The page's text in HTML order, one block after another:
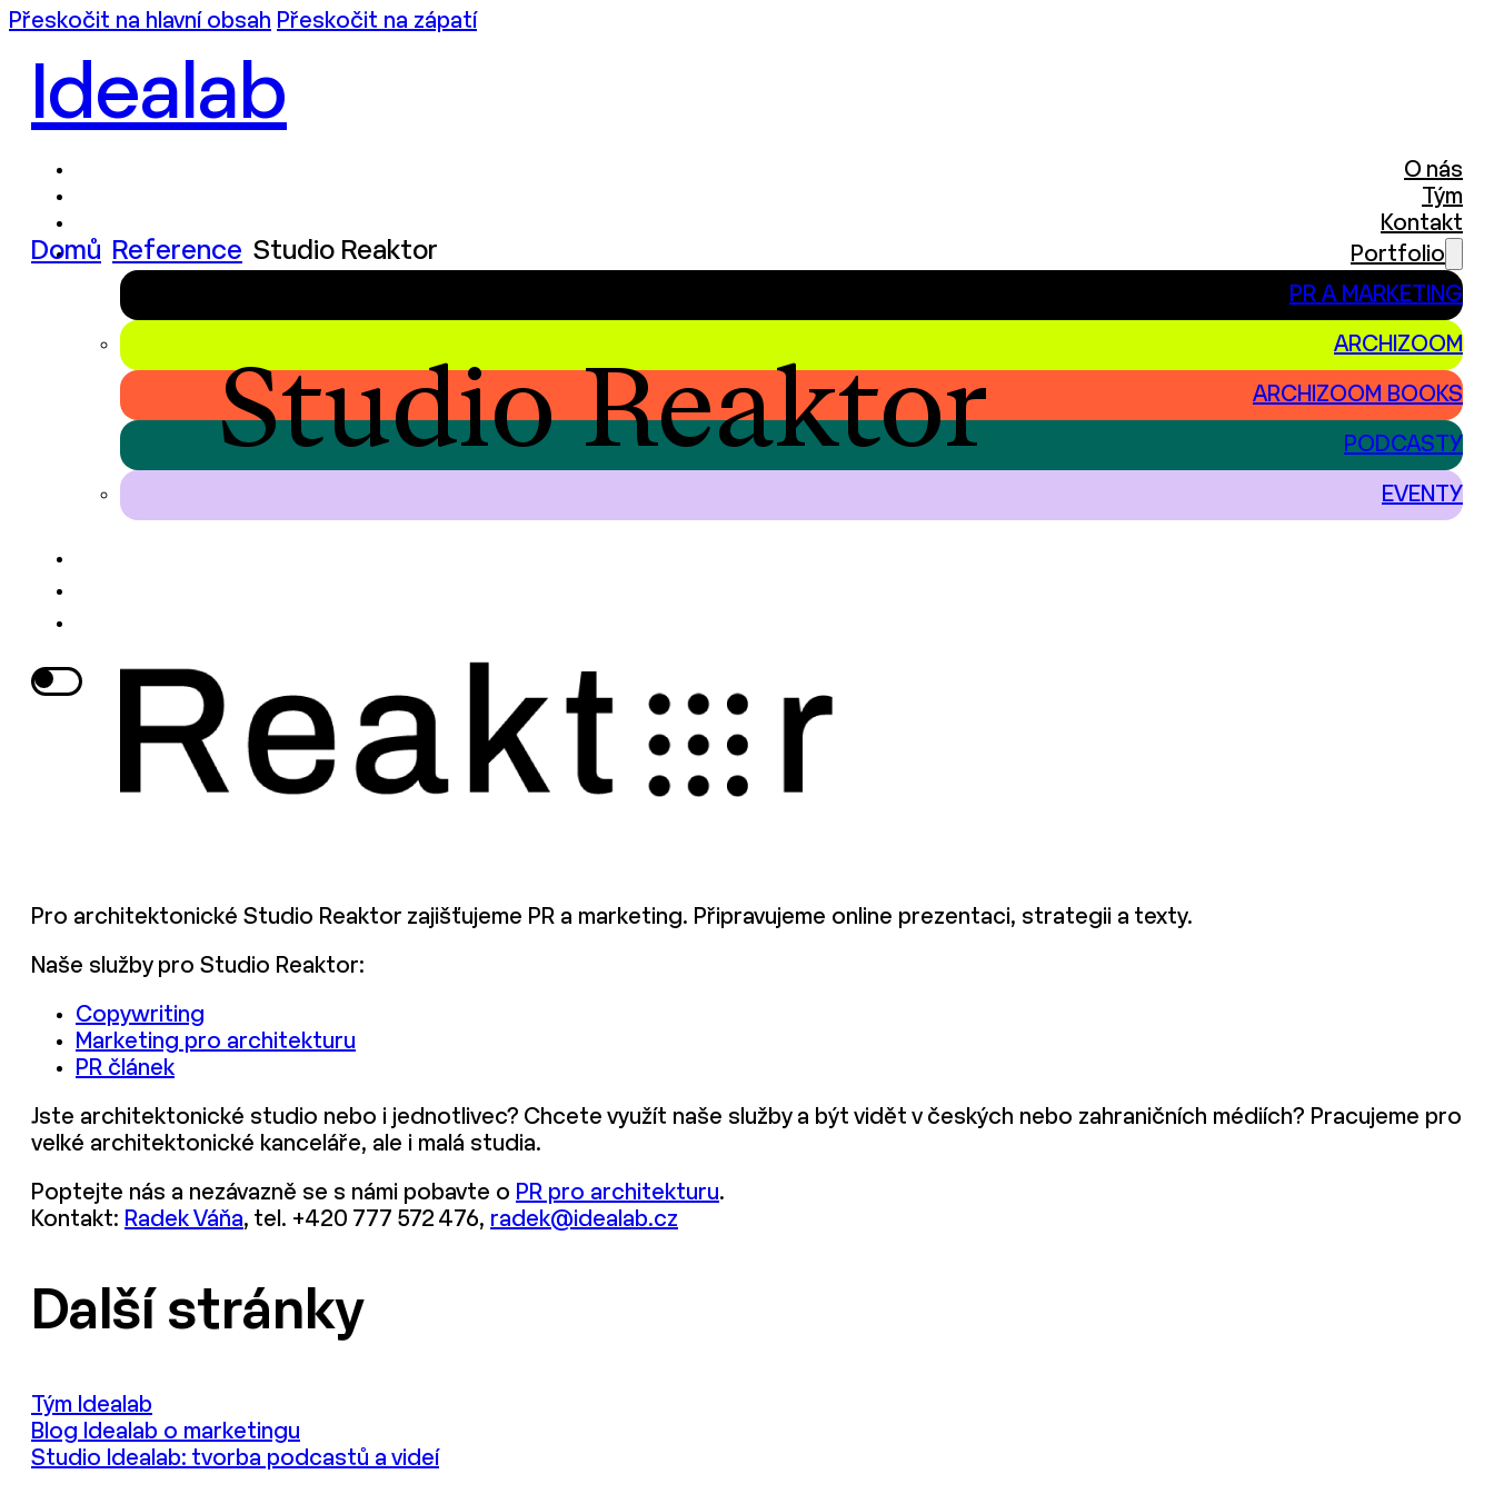
Přeskočit na hlavní obsah Přeskočit na zápatí
Idealab
O nás
Tým
Kontakt
Portfolio
PR A MARKETING
ARCHIZOOM
ARCHIZOOM BOOKS
PODCASTY
EVENTY
Domů Reference Studio Reaktor
Studio Reaktor
Pro architektonické Studio Reaktor zajišťujeme PR a marketing. Připravujeme online prezentaci, strategii a texty.
Naše služby pro Studio Reaktor:
Copywriting
Marketing pro architekturu
PR článek
Jste architektonické studio nebo i jednotlivec? Chcete využít naše služby a být vidět v českých nebo zahraničních médiích? Pracujeme pro
velké architektonické kanceláře, ale i malá studia.
Poptejte nás a nezávazně se s námi pobavte o PR pro architekturu.
Kontakt: Radek Váňa, tel. +420 777 572 476, radek@idealab.cz
Další stránky
Tým Idealab
Blog Idealab o marketingu
Studio Idealab: tvorba podcastů a videí